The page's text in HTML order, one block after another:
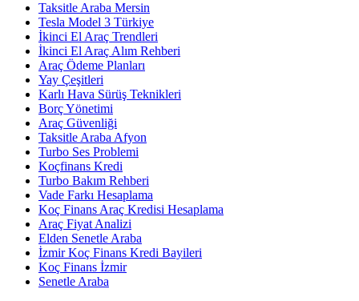
Taksitle Araba Mersin
Tesla Model 3 Türkiye
İkinci El Araç Trendleri
İkinci El Araç Alım Rehberi
Araç Ödeme Planları
Yay Çeşitleri
Karlı Hava Sürüş Teknikleri
Borç Yönetimi
Araç Güvenliği
Taksitle Araba Afyon
Turbo Ses Problemi
Koçfinans Kredi
Turbo Bakım Rehberi
Vade Farkı Hesaplama
Koç Finans Araç Kredisi Hesaplama
Araç Fiyat Analizi
Elden Senetle Araba
İzmir Koç Finans Kredi Bayileri
Koç Finans İzmir
Senetle Araba